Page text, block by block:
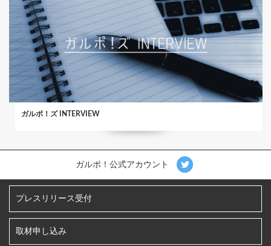
ガルポ！ズ INTERVIEW
ガルポ！公式アカウント
プレスリリース受付
取材申し込み